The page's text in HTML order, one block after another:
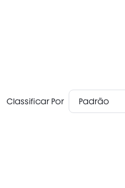
Classificar Por Padrão